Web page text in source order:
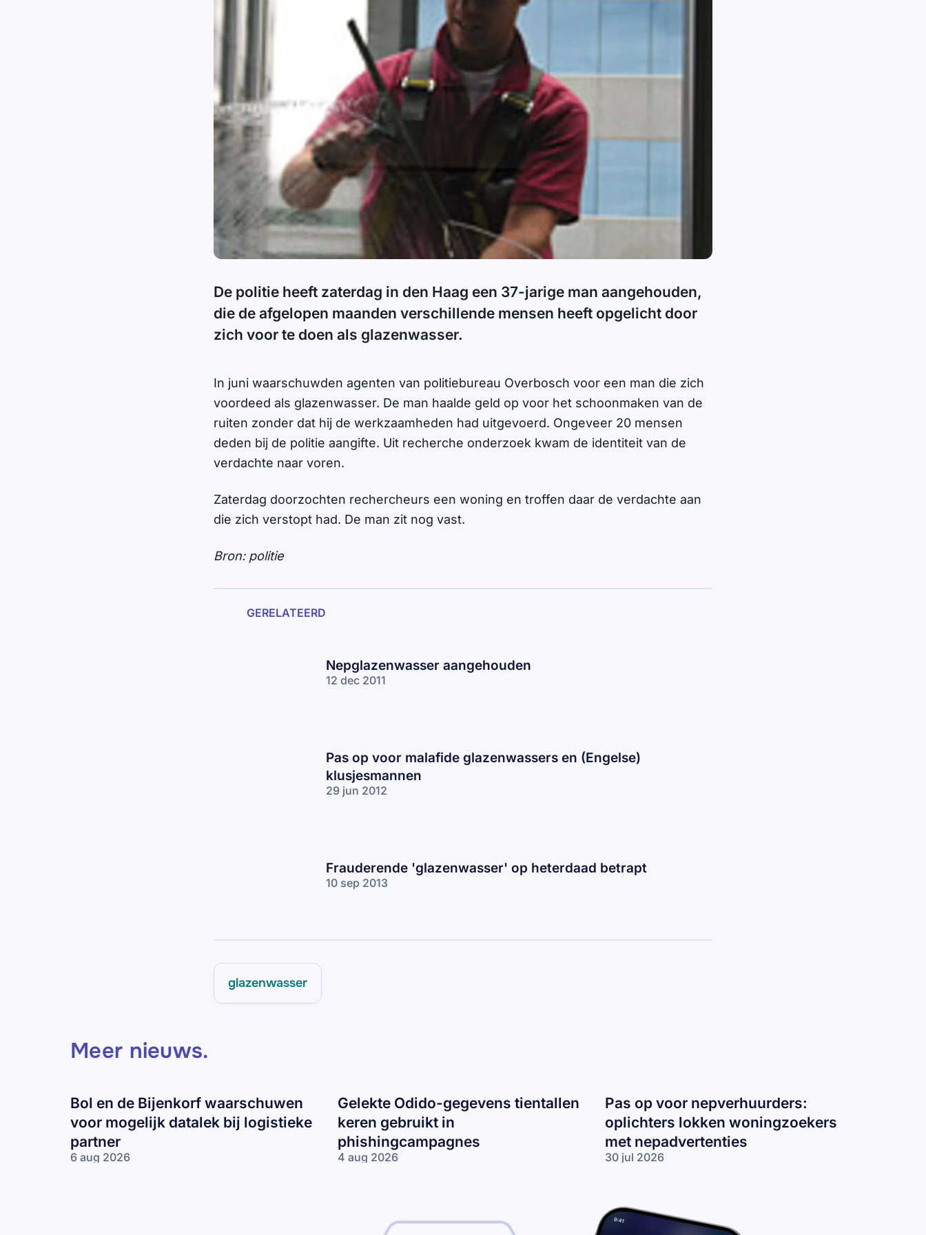
De politie heeft zaterdag in den Haag een 37-jarige man aangehouden,
die de afgelopen maanden verschillende mensen heeft opgelicht door
zich voor te doen als glazenwasser.
In juni waarschuwden agenten van politiebureau Overbosch voor een man die zich
voordeed als glazenwasser. De man haalde geld op voor het schoonmaken van de
ruiten zonder dat hij de werkzaamheden had uitgevoerd. Ongeveer 20 mensen
deden bij de politie aangifte. Uit recherche onderzoek kwam de identiteit van de
verdachte naar voren.
Zaterdag doorzochten rechercheurs een woning en troffen daar de verdachte aan
die zich verstopt had. De man zit nog vast.
Bron: politie
GERELATEERD
Nepglazenwasser aangehouden
12 dec 2011
Pas op voor malafide glazenwassers en (Engelse)
klusjesmannen
29 jun 2012
Frauderende 'glazenwasser' op heterdaad betrapt
10 sep 2013
glazenwasser
Meer nieuws.
Bol en de Bijenkorf waarschuwen
voor mogelijk datalek bij logistieke
partner
6 aug 2026
Gelekte Odido-gegevens tientallen
keren gebruikt in
phishingcampagnes
4 aug 2026
Pas op voor nepverhuurders:
oplichters lokken woningzoekers
met nepadvertenties
30 jul 2026
lokken
woningzoekers